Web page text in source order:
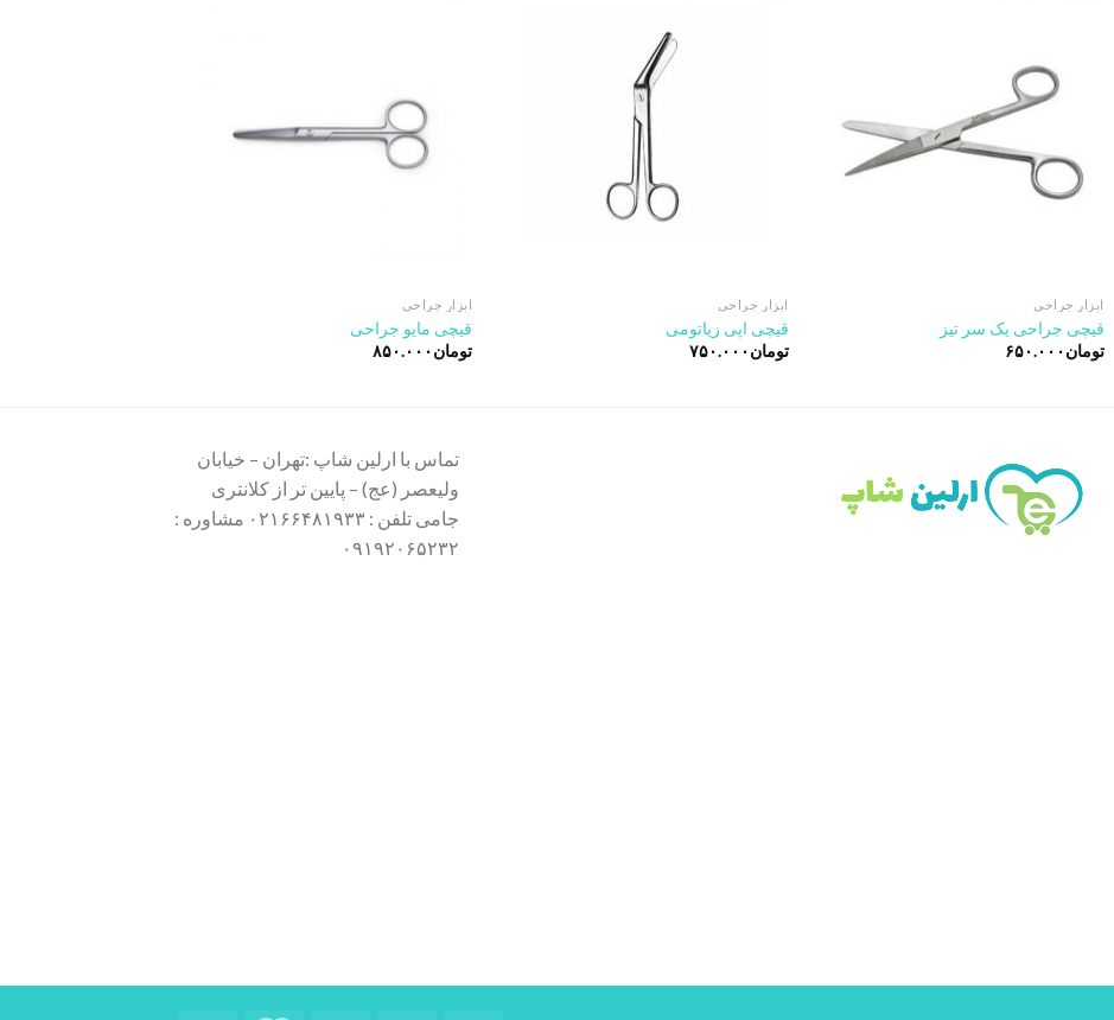
ابزار جراحی
قیچی جراحی یک سر تیز
تومان۶۵۰.۰۰۰
ابزار جراحی
قیچی اپی زیاتومی
تومان۷۵۰.۰۰۰
ابزار جراحی
قیچی مایو جراحی
تومان۸۵۰.۰۰۰
تماس با ارلین شاپ :تهران – خیابان
ولیعصر (عج) – پایین تر از کلانتری
جامی تلفن : ۰۲۱۶۶۴۸۱۹۳۳ مشاوره :
۰۹۱۹۲۰۶۵۲۳۲